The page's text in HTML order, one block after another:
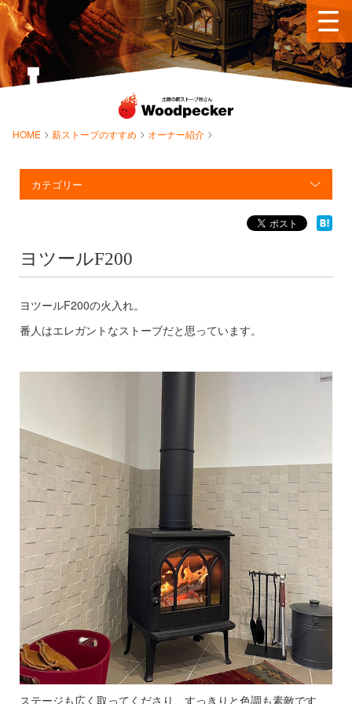
HOME 薪ストーブのすすめ オーナー紹介
カテゴリー
ヨツールF200
ヨツールF200の火入れ。
番人はエレガントなストーブだと思っています。
ステージも広く取ってくださり、すっきりと色調も素敵です